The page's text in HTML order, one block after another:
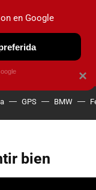
OBSERVATORIO
GPS BMW
bien
×
en Google